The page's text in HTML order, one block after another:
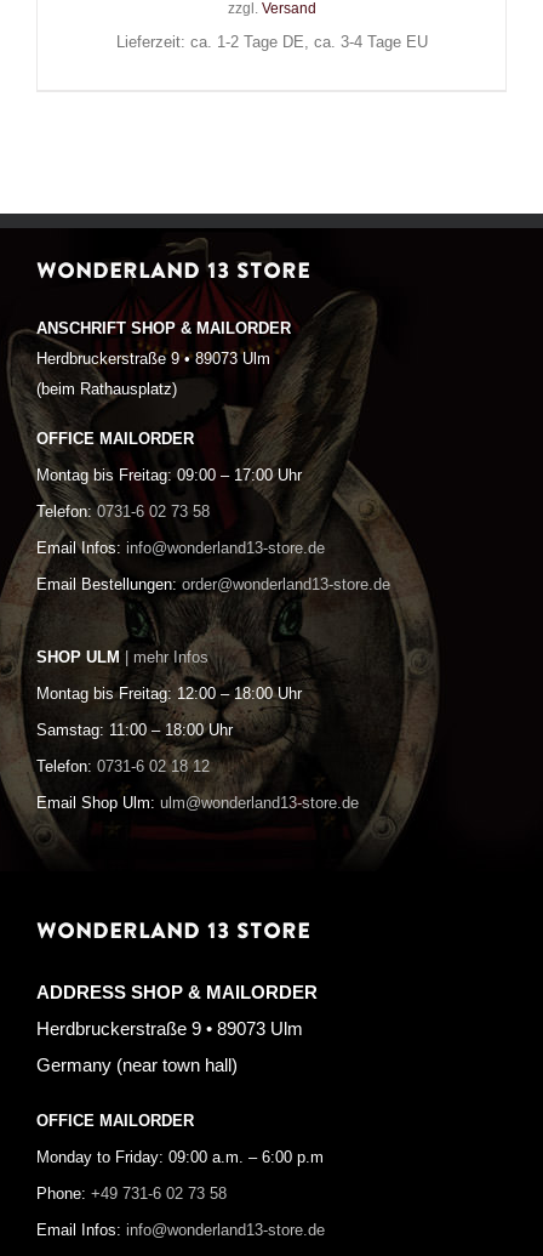
zzgl. Versand
Lieferzeit: ca. 1-2 Tage DE, ca. 3-4 Tage EU
WONDERLAND 13 STORE
ANSCHRIFT SHOP & MAILORDER
Herdbruckerstraße 9 • 89073 Ulm
(beim Rathausplatz)
OFFICE MAILORDER
Montag bis Freitag: 09:00 – 17:00 Uhr
Telefon: 0731-6 02 73 58
Email Infos: info@wonderland13-store.de
Email Bestellungen: order@wonderland13-store.de
SHOP ULM | mehr Infos
Montag bis Freitag: 12:00 – 18:00 Uhr
Samstag: 11:00 – 18:00 Uhr
Telefon: 0731-6 02 18 12
Email Shop Ulm: ulm@wonderland13-store.de
WONDERLAND 13 STORE
ADDRESS SHOP & MAILORDER
Herdbruckerstraße 9 • 89073 Ulm
Germany (near town hall)
OFFICE MAILORDER
Monday to Friday: 09:00 a.m. – 6:00 p.m
Phone: +49 731-6 02 73 58
Email Infos: info@wonderland13-store.de